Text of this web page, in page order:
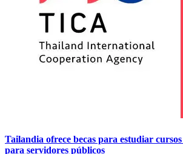
Tailandia ofrece becas para estudiar
para servidores públicos